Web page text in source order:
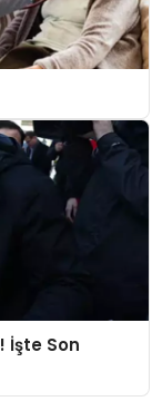
İşte Son